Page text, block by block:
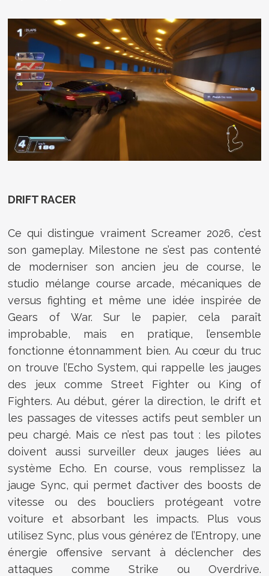
DRIFT RACER
Ce qui distingue vraiment Screamer 2026, c’est
son gameplay. Milestone ne s’est pas contenté
de moderniser son ancien jeu de course, le
studio mélange course arcade, mécaniques de
versus fighting et même une idée inspirée de
Gears of War. Sur le papier, cela paraît
improbable, mais en pratique, l’ensemble
fonctionne étonnamment bien. Au cœur du truc
on trouve l’Echo System, qui rappelle les jauges
des jeux comme Street Fighter ou King of
Fighters. Au début, gérer la direction, le drift et
les passages de vitesses actifs peut sembler un
peu chargé. Mais ce n’est pas tout : les pilotes
doivent aussi surveiller deux jauges liées au
système Echo. En course, vous remplissez la
jauge Sync, qui permet d’activer des boosts de
vitesse ou des boucliers protégeant votre
voiture et absorbant les impacts. Plus vous
utilisez Sync, plus vous générez de l’Entropy, une
énergie offensive servant à déclencher des
attaques comme Strike ou Overdrive.